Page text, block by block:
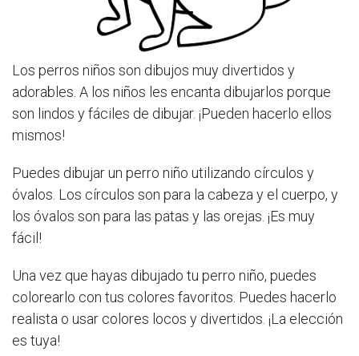
Los perros niños son dibujos muy divertidos y
adorables. A los niños les encanta dibujarlos porque
son lindos y fáciles de dibujar. ¡Pueden hacerlo ellos
mismos!
Puedes dibujar un perro niño utilizando círculos y
óvalos. Los círculos son para la cabeza y el cuerpo, y
los óvalos son para las patas y las orejas. ¡Es muy
fácil!
Una vez que hayas dibujado tu perro niño, puedes
colorearlo con tus colores favoritos. Puedes hacerlo
realista o usar colores locos y divertidos. ¡La elección
es tuya!